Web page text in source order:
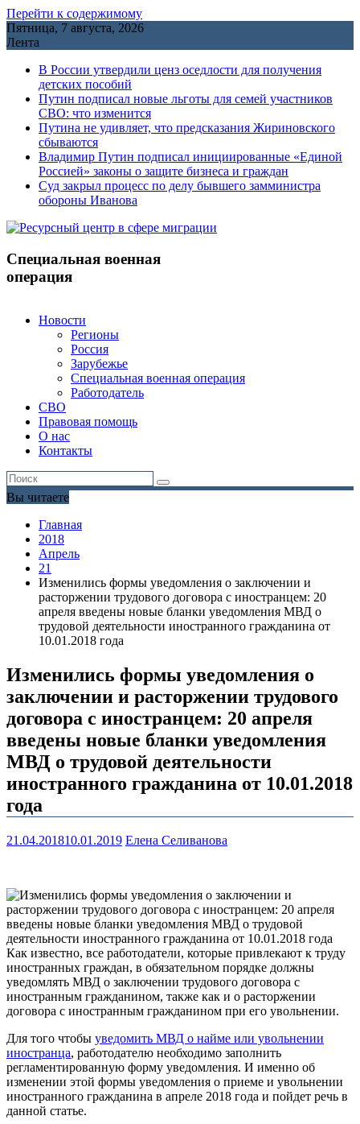
Перейти к содержимому
Пятница, 7 августа, 2026
Лента
В России утвердили ценз оседлости для получения
детских пособий
Путин подписал новые льготы для семей участников
СВО: что изменится
Путина не удивляет, что предсказания Жириновского
сбываются
Владимир Путин подписал инициированные «Единой
Россией» законы о защите бизнеса и граждан
Cуд закрыл процесс по делу бывшего замминистра
обороны Иванова
Специальная военная
операция
Новости
Регионы
Россия
Зарубежье
Специальная военная операция
Работодатель
СВО
Правовая помощь
О нас
Контакты
Вы читаете
Главная
2018
Апрель
21
Изменились формы уведомления о заключении и
расторжении трудового договора с иностранцем: 20
апреля введены новые бланки уведомления МВД о
трудовой деятельности иностранного гражданина от
10.01.2018 года
Изменились формы уведомления о
заключении и расторжении трудового
договора с иностранцем: 20 апреля
введены новые бланки уведомления
МВД о трудовой деятельности
иностранного гражданина от 10.01.2018
года
21.04.201810.01.2019 Елена Селиванова
Как известно, все работодатели, которые привлекают к труду
иностранных граждан, в обязательном порядке должны
уведомлять МВД о заключении трудового договора с
иностранным гражданином, также как и о расторжении
договора с иностранным гражданином при его увольнении.
Для того чтобы уведомить МВД о найме или увольнении
иностранца, работодателю необходимо заполнить
регламентированную форму уведомления. И именно об
изменении этой формы уведомления о приеме и увольнении
иностранного гражданина в апреле 2018 года и пойдет речь в
данной статье.